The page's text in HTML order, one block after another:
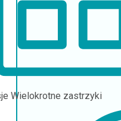
Wielokrotne zastrzyki